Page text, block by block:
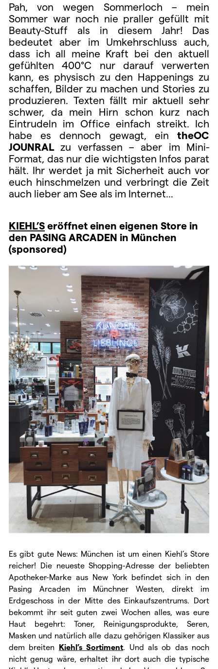
Pah, von wegen Sommerloch – mein
Sommer war noch nie praller gefüllt mit
Beauty-Stuff als in diesem Jahr! Das
bedeutet aber im Umkehrschluss auch,
dass ich all meine Kraft bei den aktuell
gefühlten 400°C nur darauf verwerten
kann, es physisch zu den Happenings zu
schaffen, Bilder zu machen und Stories zu
produzieren. Texten fällt mir aktuell sehr
schwer, da mein Hirn schon kurz nach
Eintrudeln im Office einfach streikt. Ich
habe es dennoch gewagt, ein theOC
JOUNRALzu verfassen – aber im Mini-
Format, das nur die wichtigsten Infos parat
hält. Ihr werdet ja mit Sicherheit auch vor
euch hinschmelzen und verbringt die Zeit
auch lieber am See als im Internet…
KIEHL’S eröffnet einen eigenen Store in
den PASING ARCADEN in München
(sponsored)
Es gibt gute News: München ist um einen Kiehl’s Store
reicher! Die neueste Shopping-Adresse der beliebten
Apotheker-Marke aus New York befindet sich in den
Pasing Arcaden im Münchner Westen, direkt im
Erdgeschoss in der Mitte des Einkaufszentrums. Dort
bekommt ihr seit guten zwei Wochen alles, was eure
Haut begehrt: Toner, Reinigungsprodukte, Seren,
Masken und natürlich alle dazu gehörigen Klassiker aus
dem breiten Kiehl’s Sortiment . Und als ob das noch
nicht genug wäre, erhaltet ihr dort auch die typische